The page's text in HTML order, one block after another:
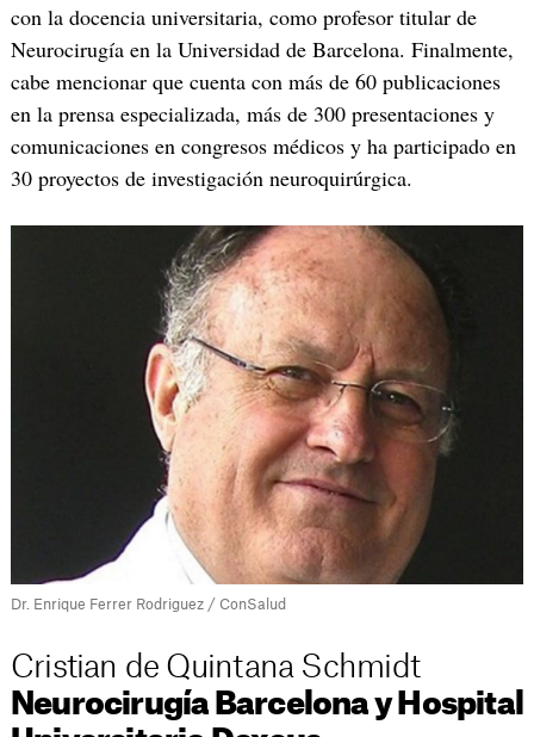
con la docencia universitaria, como profesor titular de
Neurocirugía en la Universidad de Barcelona. Finalmente,
cabe mencionar que cuenta con más de 60 publicaciones
en la prensa especializada, más de 300 presentaciones y
comunicaciones en congresos médicos y ha participado en
30 proyectos de investigación neuroquirúrgica.
Dr. Enrique Ferrer Rodriguez / ConSalud
Cristian de Quintana Schmidt
Neurocirugía Barcelona y Hospital